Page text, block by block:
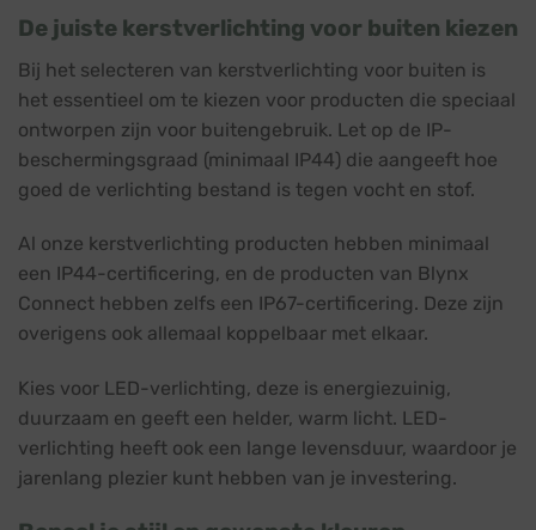
De juiste kerstverlichting voor buiten kiezen
Bij het selecteren van kerstverlichting voor buiten is
het essentieel om te kiezen voor producten die speciaal
ontworpen zijn voor buitengebruik. Let op de IP-
beschermingsgraad (minimaal IP44) die aangeeft hoe
goed de verlichting bestand is tegen vocht en stof.
Al onze kerstverlichting producten hebben minimaal
een IP44-certificering, en de producten van Blynx
Connect hebben zelfs een IP67-certificering. Deze zijn
overigens ook allemaal koppelbaar met elkaar.
Kies voor LED-verlichting, deze is energiezuinig,
duurzaam en geeft een helder, warm licht. LED-
verlichting heeft ook een lange levensduur, waardoor je
jarenlang plezier kunt hebben van je investering.